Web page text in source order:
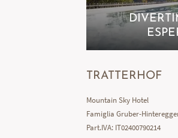
TRATTERHOF
Mountain Sky Hotel
Famiglia Gruber-
Part.IVA: IT02400790214